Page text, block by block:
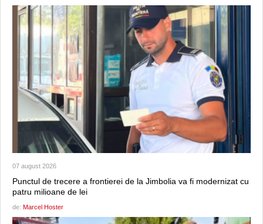
07 august 2026
Punctul de trecere a frontierei de la Jimbolia va fi modernizat cu
patru milioane de lei
de: Marcel Hoster